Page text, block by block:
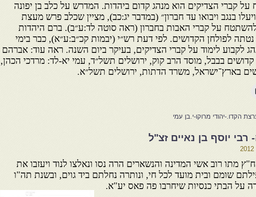
קברי הצדיקים הוא מנהג קדום ביהדות. המדרש על כלב בן יפונה
בנגב ויבואו עד חברון״ (במדבר יג:כב), מציין שכלב פרש מעצת
על קברי האבות בחברון (ראה סוטה לד:ע״ב). ברם היהדות
נטתה לפולחן הקדושים. לפי דעת רש״י (יבמות קכ״ב:ע״א), כבר בימי
לקבוע לימוד על קברי הצדיקים, בעיקר ביום השנה. ראה עוד: אברהם
קדושים בבבל, מוסד הרב קוק, ירושלים תשל״ד, עמי יא-לד: מרדכי הכהן,
בארץ־ישראל, משרד הדתות, ירושלים תשל״א.
הקדו.-יהודי מרוקו-י.בן עמי
יוסף בן נאיים זצ"ל
מתו רוב אשי המדינה והנשארים הרה נסו ונאלצו לנוד ויעזבו את
שומם ובית מועד לכל חי, ונותרה נחלתם ביד גוים, ובשנת תה"ו
על הבתי כנסיות שיחרבו פה פאס יע"א.